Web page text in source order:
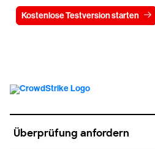
Kostenlose Testversion starten
Überprüfung anfordern